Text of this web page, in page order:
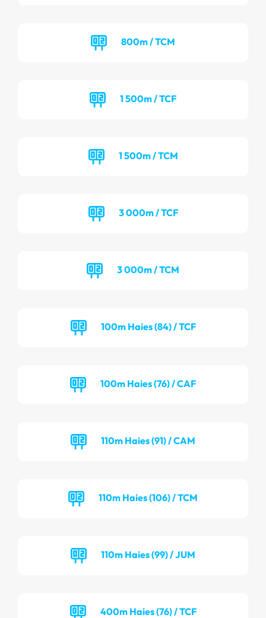
800m / TCM
1 500m / TCF
1 500m / TCM
3 000m / TCF
3 000m / TCM
100m Haies (84) / TCF
100m Haies (76) / CAF
110m Haies (91) / CAM
110m Haies (106) / TCM
110m Haies (99) / JUM
400m Haies (76) / TCF